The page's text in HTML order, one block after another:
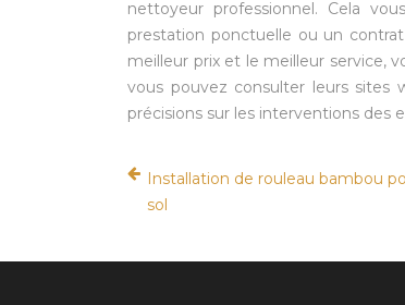
nettoyeur professionnel. Cela
prestation ponctuelle ou un
meilleur prix et le meilleur service,
vous pouvez consulter leurs sites
précisions sur les interventions des
Installation de rouleau bambou
sol